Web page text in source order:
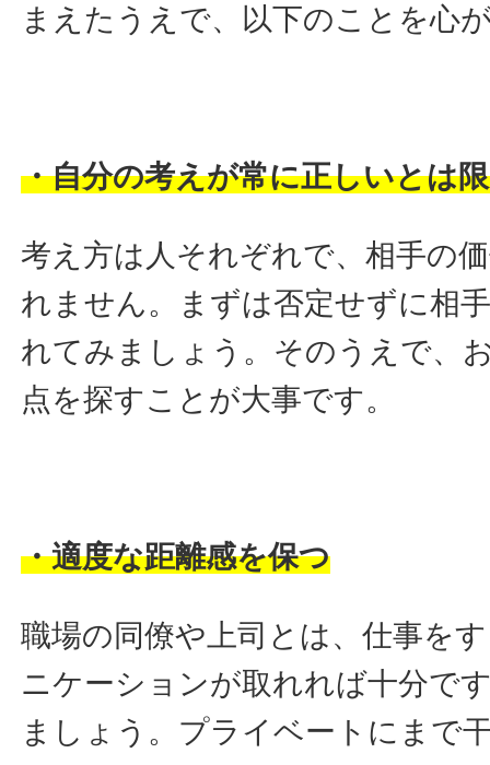
まえたうえで、以下のことを心
・自分の考えが常に正しいとは
考え方は人それぞれで、相手の
れません。まずは否定せずに相
れてみましょう。そのうえで、
点を探すことが大事です。
・適度な距離感を保つ
職場の同僚や上司とは、仕事を
ニケーションが取れれば十分で
ましょう。プライベートにまで